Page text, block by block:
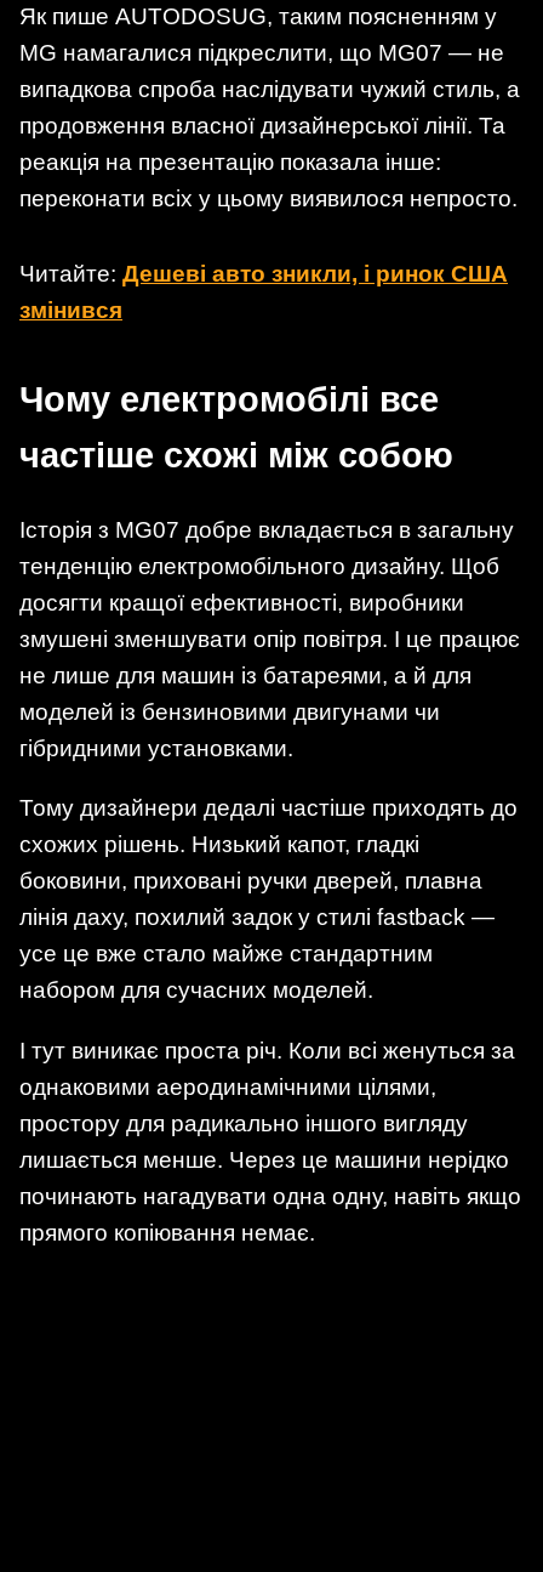
Як пише AUTODOSUG, таким поясненням у
MG намагалися підкреслити, що MG07 — не
випадкова спроба наслідувати чужий стиль, а
продовження власної дизайнерської лінії. Та
реакція на презентацію показала інше:
переконати всіх у цьому виявилося непросто.
Читайте: Дешеві авто зникли, і ринок США
змінився
Чому електромобілі все
частіше схожі між собою
Історія з MG07 добре вкладається в загальну
тенденцію електромобільного дизайну. Щоб
досягти кращої ефективності, виробники
змушені зменшувати опір повітря. І це працює
не лише для машин із батареями, а й для
моделей із бензиновими двигунами чи
гібридними установками.
Тому дизайнери дедалі частіше приходять до
схожих рішень. Низький капот, гладкі
боковини, приховані ручки дверей, плавна
лінія даху, похилий задок у стилі fastback —
усе це вже стало майже стандартним
набором для сучасних моделей.
І тут виникає проста річ. Коли всі женуться за
однаковими аеродинамічними цілями,
простору для радикально іншого вигляду
лишається менше. Через це машини нерідко
починають нагадувати одна одну, навіть якщо
прямого копіювання немає.